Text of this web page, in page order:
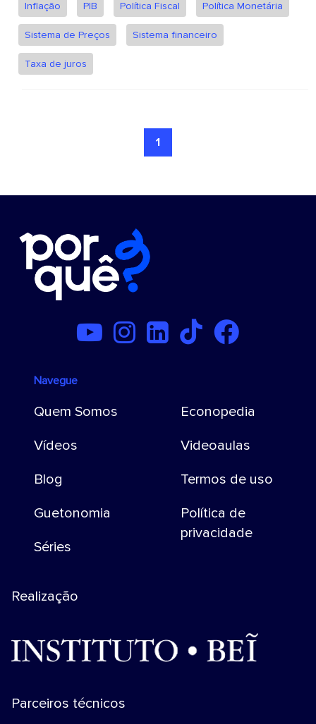
Inflação PIB Política Fiscal Política Monetária
Sistema de Preços Sistema financeiro
Taxa de juros
1
Navegue
Quem Somos
Vídeos
Blog
Guetonomia
Séries
Econopedia
Videoaulas
Termos de uso
Política de
privacidade
Realização
Parceiros técnicos